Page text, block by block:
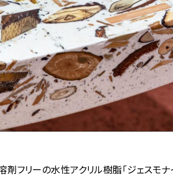
フリーの水性アクリル樹脂「ジェスモ